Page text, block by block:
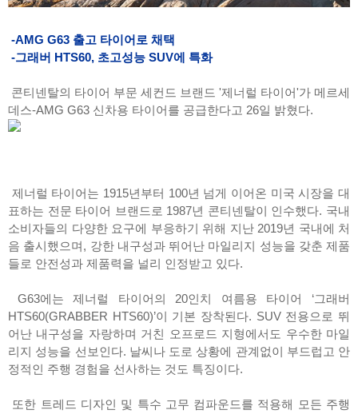
-AMG G63 출고 타이어로 채택
-그래버 HTS60, 초고성능 SUV에 특화
콘티넨탈의 타이어 부문 세컨드 브랜드 '제너럴 타이어'가 메르세
데스-AMG G63 신차용 타이어를 공급한다고 26일 밝혔다.
제너럴 타이어는 1915년부터 100년 넘게 이어온 미국 시장을 대
표하는 전문 타이어 브랜드로 1987년 콘티넨탈이 인수했다. 국내
소비자들의 다양한 요구에 부응하기 위해 지난 2019년 국내에 처
음 출시했으며, 강한 내구성과 뛰어난 마일리지 성능을 갖춘 제품
들로 안전성과 제품력을 널리 인정받고 있다.
G63에는 제너럴 타이어의 20인치 여름용 타이어 ‘그래버
HTS60(GRABBER HTS60)’이 기본 장착된다. SUV 전용으로 뛰
어난 내구성을 자랑하며 거친 오프로드 지형에서도 우수한 마일
리지 성능을 선보인다. 날씨나 도로 상황에 관계없이 부드럽고 안
정적인 주행 경험을 선사하는 것도 특징이다.
또한 트레드 디자인 및 특수 고무 컴파운드를 적용해 모든 주행